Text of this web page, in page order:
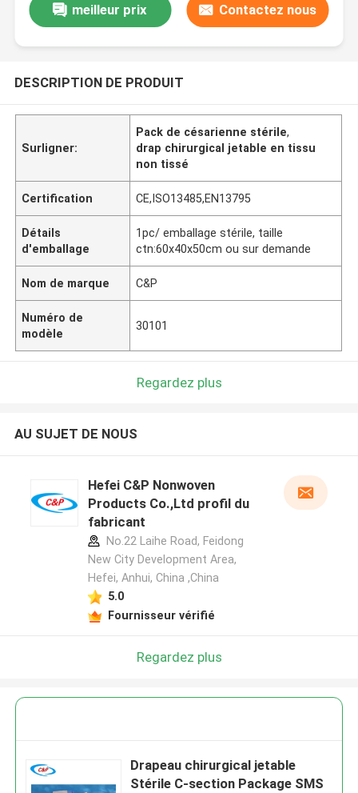
meilleur prix Contactez nous
DESCRIPTION DE PRODUIT
Surligner:
Pack de césarienne stérile,
drap chirurgical jetable en tissu
non tissé
Certification CE,ISO13485,EN13795
Détails
d'emballage
1pc/ emballage stérile, taille
ctn:60x40x50cm ou sur demande
Nom de marque C&P
Numéro de
modèle
30101
Regardez plus
AU SUJET DE NOUS
Hefei C&P Nonwoven
Products Co.,Ltd profil du
fabricant
No.22 Laihe Road, Feidong
New City Development Area,
Hefei, Anhui, China ,China
5.0
Fournisseur vérifié
Regardez plus
Drapeau chirurgical jetable
Stérile C-section Package SMS